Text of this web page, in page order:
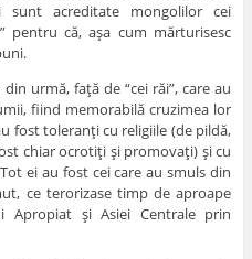
sunt acreditate mongolilor cei
pentru că, aşa cum mărturisesc
urmă, faţă de “cei răi”, care au
fiind memorabilă cruzimea lor
fost toleranţi cu religiile (de pildă,
chiar ocrotiţi şi promovaţi) şi cu
ei au fost cei care au smuls din
ce terorizase timp de aproape
Apropiat şi Asiei Centrale prin